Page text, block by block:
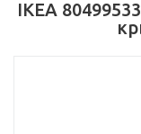
IKEA